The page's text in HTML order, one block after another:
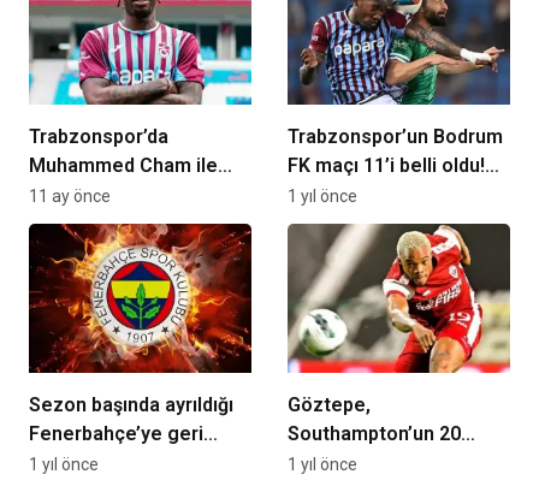
Trabzonspor’da
Muhammed Cham ile
yollar ayrıldı!
Şampiyonlar Ligi’nde
oynayacak, işte yeni
takımı…
11 ay önce
Trabzonspor’un Bodrum
FK maçı 11’i belli oldu!
U19’un yıldızı sahada…
1 yıl önce
Sezon başında ayrıldığı
Fenerbahçe’ye geri
dönecek
1 yıl önce
Göztepe,
Southampton’un 20
yaşındaki yeni
1 yıl önce